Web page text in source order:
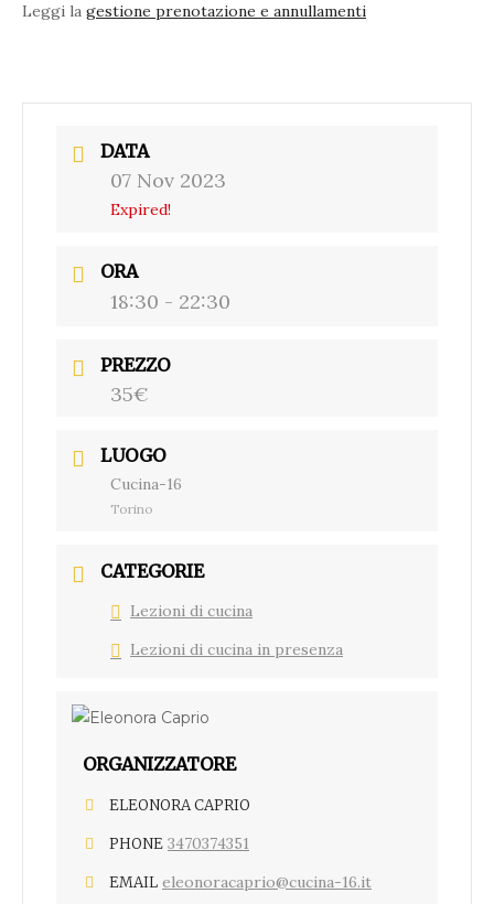
Leggi la gestione prenotazione e annullamenti
DATA
07 Nov 2023
Expired!
ORA
18:30 - 22:30
PREZZO
35€
LUOGO
Cucina-16
Torino
CATEGORIE
Lezioni di cucina
Lezioni di cucina in presenza
ORGANIZZATORE
ELEONORA CAPRIO
PHONE 3470374351
EMAIL eleonoracaprio@cucina-16.it